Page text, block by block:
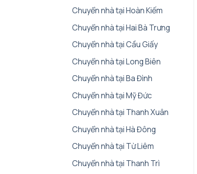
Chuyển nhà tại Hoàn Kiếm
Chuyển nhà tại Hai Bà Trưng
Chuyển nhà tại Cầu Giấy
Chuyển nhà tại Long Biên
Chuyển nhà tại Ba Đình
Chuyển nhà tại Mỹ Đức
Chuyển nhà tại Thanh Xuân
Chuyển nhà tại Hà Đông
Chuyển nhà tại Từ Liêm
Chuyển nhà tại Thanh Trì